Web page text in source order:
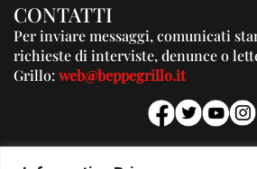
CONTATTI
Per inviare messaggi, comunicati
richieste di interviste, denunce o
Grillo:web@beppegrillo.it